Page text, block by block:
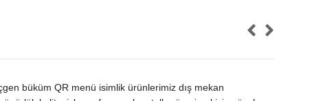
büküm QR menü isimlik ürünlerimiz dış mekan